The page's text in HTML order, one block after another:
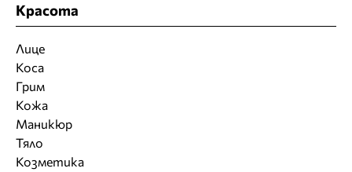
Красота
Лице
Коса
Грим
Кожа
Маникюр
Тяло
Козметика